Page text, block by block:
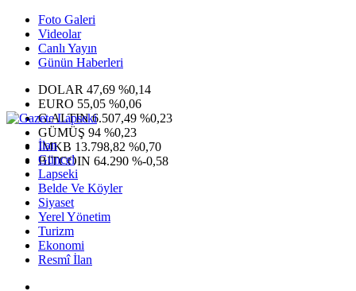
Foto Galeri
Videolar
Canlı Yayın
Günün Haberleri
DOLAR 47,69 %0,14
EURO 55,05 %0,06
G.ALTIN6.507,49 %0,23
GÜMÜŞ 94 %0,23
IMKB 13.798,82 %0,70
BITCOIN 64.290 %-0,58
İlan
Güncel
Lapseki
Belde Ve Köyler
Siyaset
Yerel Yönetim
Turizm
Ekonomi
Resmî İlan